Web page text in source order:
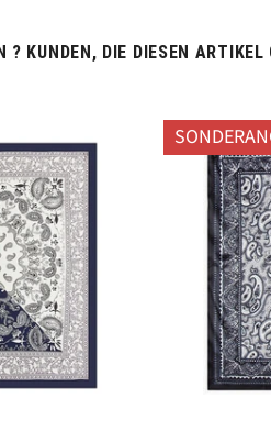
? KUNDEN, DIE DIESEN